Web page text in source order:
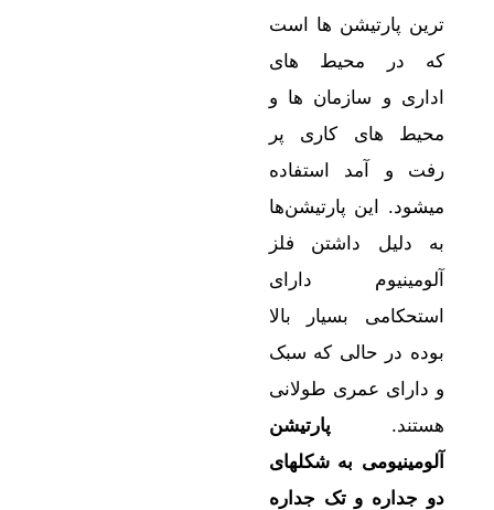
ترین پارتیشن ها است
که در محیط های
اداری و سازمان ها و
محیط های کاری پر
رفت و آمد استفاده
میشود. این پارتیشن‌ها
به دلیل داشتن فلز
آلومینیوم دارای
استحکامی بسیار بالا
بوده در حالی که سبک
و دارای عمری طولانی
هستند. پارتیشن
آلومینیومی به شکلهای
دو جداره و تک جداره